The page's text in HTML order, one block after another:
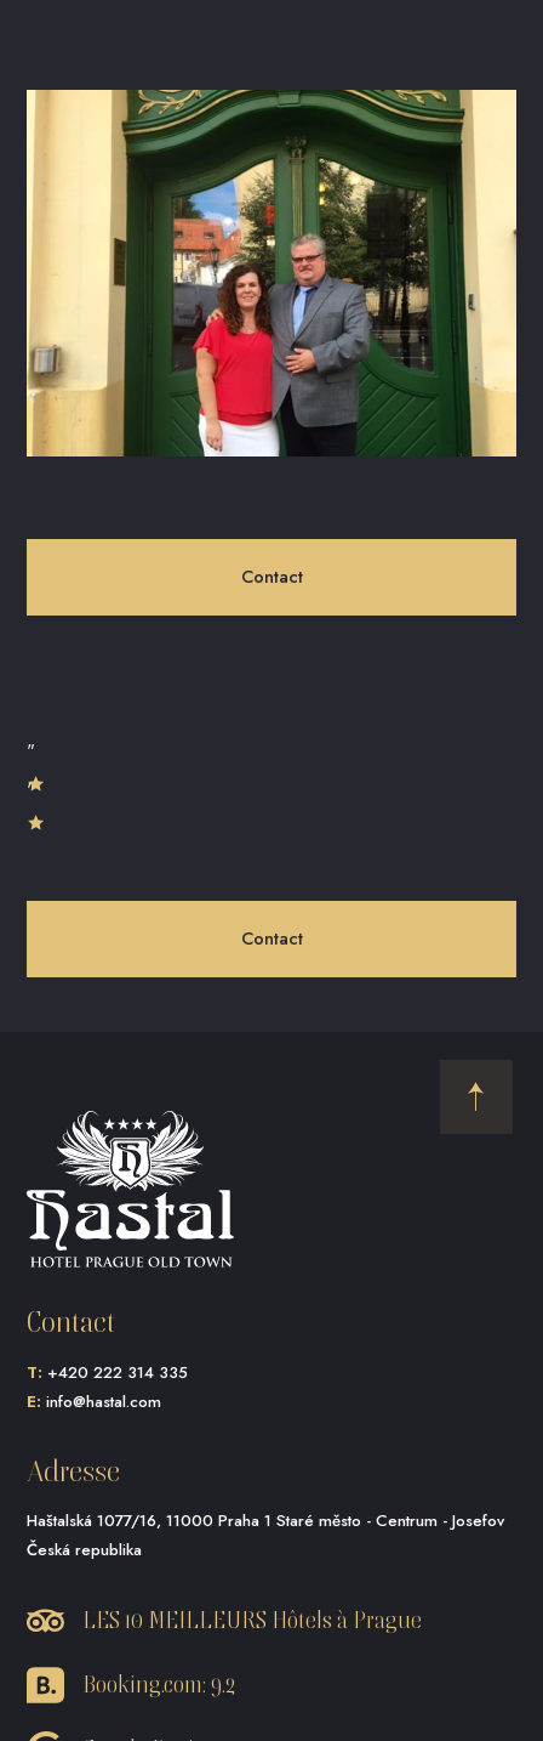
Contact
"
"
Contact
Contact
T: +420 222 314 335
E: info@hastal.com
Adresse
Haštalská 1077/16, 11000 Praha 1 Staré město - Centrum - Josefov
Česká republika
LES 10 MEILLEURS Hôtels à Prague
Booking.com: 9.2